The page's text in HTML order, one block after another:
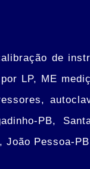
de
LP, ME
PB,
João Pessoa-PB